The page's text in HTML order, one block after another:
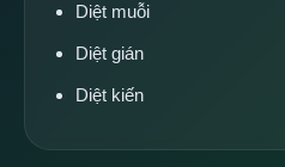
Diệt muỗi
Diệt gián
Diệt kiến